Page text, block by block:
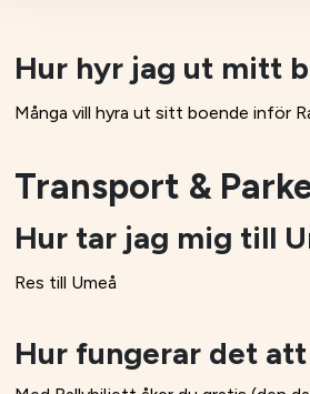
Hur hyr jag ut mitt
Många vill hyra ut sitt boende inför
Transport &
Hur tar jag mig till
Res till Umeå
Hur fungerar det att